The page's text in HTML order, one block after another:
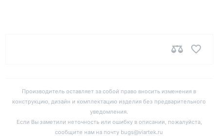
Производитель оставляет за собой право вносить изменения в
конструкцию, дизайн и комплектацию изделия без предварительного
уведомления.
Если Вы заметили неточность или ошибку в описании, пожалуйста,
сообщите нам на почту bugs@viartek.ru